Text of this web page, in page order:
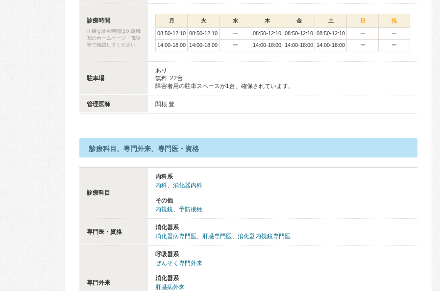
診療時間
正確な診療時間は医療機
関のホームページ・電話
等で確認してください
月 火 水 木 金 土 日 祝
08:50-12:10 08:50-12:10 ー 08:50-12:10 08:50-12:10 08:50-12:10 ー
ー
14:00-18:00
14:00-18:00 ー 14:00-18:00 14:00-18:00 14:00-18:00 ー ー
駐車場
あり
無料: 22台
障害者用の駐車スペースが1台、確保されています。
管理医師 関根 豊
診療科目、専門外来、専門医・資格
診療科目
内科系
内科、 消化器内科
その他
内視鏡、 予防接種
専門医・資格
消化器系
消化器病専門医、 肝臓専門医、 消化器内視鏡専門医
専門外来
呼吸器系
ぜんそく専門外来
消化器系
肝臓病外来